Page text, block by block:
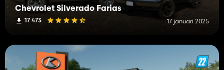
Chevrolet Silverado Farias
17 473 17 januari 2025